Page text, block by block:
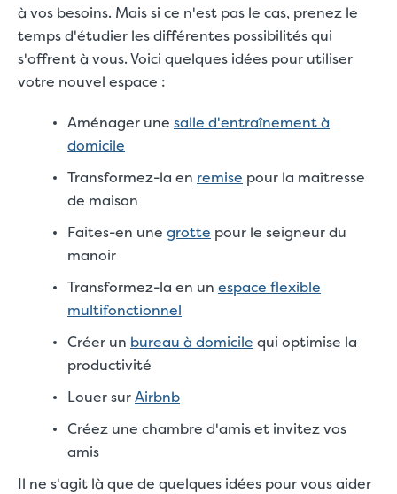
à vos besoins. Mais si ce n'est pas le cas, prenez le
temps d'étudier les différentes possibilités qui
s'offrent à vous. Voici quelques idées pour utiliser
votre nouvel espace :
Aménager une salle d'entraînement à
domicile
Transformez-la en remise pour la maîtresse
de maison
Faites-en une grotte pour le seigneur du
manoir
Transformez-la en un espace flexible
multifonctionnel
Créer un bureau à domicile qui optimise la
productivité
Louer surAirbnb
Créez une chambre d'amis et invitez vos
amis
Il ne s'agit là que de quelques idées pour vous aider